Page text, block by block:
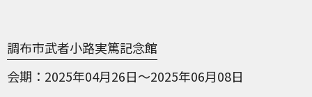
調布市武者小路実篤記念館
会期
2025年04月26日～2025年06月08日